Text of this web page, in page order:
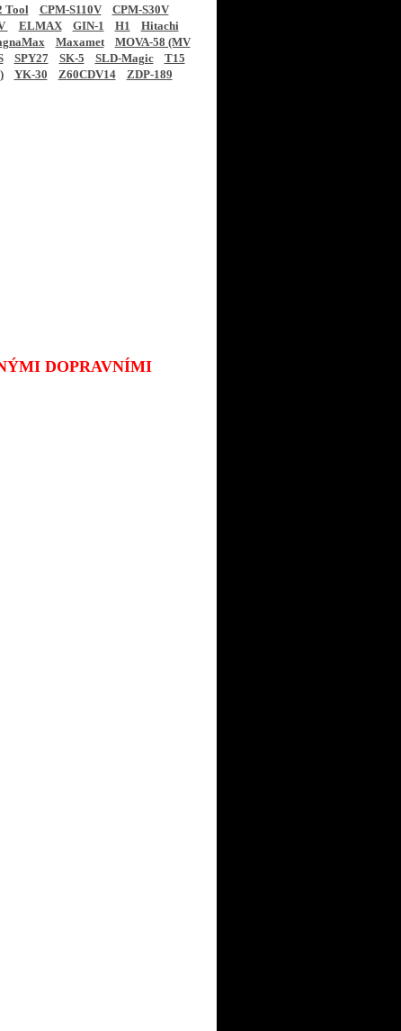
Tool CPM-S110V
CPM-S30V
ELMAX GIN-1 H1
Hitachi
Maxamet
MOVA-58 (MV
SPY27 SK-5 SLD-Magic
T15
YK-30 Z60CDV14 ZDP-189
DOPRAVNÍMI